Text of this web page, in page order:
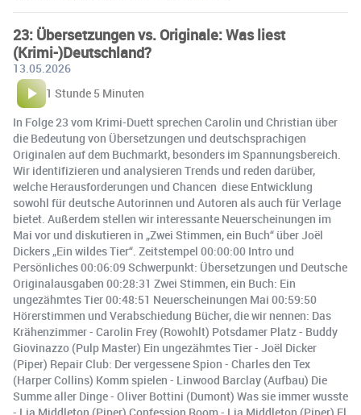
23: Übersetzungen vs. Originale: Was liest
(Krimi-)Deutschland?
13.05.2026
1 Stunde 5 Minuten
In Folge 23 vom Krimi-Duett sprechen Carolin und Christian über
die Bedeutung von Übersetzungen und deutschsprachigen
Originalen auf dem Buchmarkt, besonders im Spannungsbereich.
Wir identifizieren und analysieren Trends und reden darüber,
welche Herausforderungen und Chancen diese Entwicklung
sowohl für deutsche Autorinnen und Autoren als auch für Verlage
bietet. Außerdem stellen wir interessante Neuerscheinungen im
Mai vor und diskutieren in „Zwei Stimmen, ein Buch“ über Joël
Dickers „Ein wildes Tier“. Zeitstempel 00:00:00 Intro und
Persönliches 00:06:09 Schwerpunkt: Übersetzungen und Deutsche
Originalausgaben 00:28:31 Zwei Stimmen, ein Buch: Ein
ungezähmtes Tier 00:48:51 Neuerscheinungen Mai 00:59:50
Hörerstimmen und Verabschiedung Bücher, die wir nennen: Das
Krähenzimmer - Carolin Frey (Rowohlt) Potsdamer Platz - Buddy
Giovinazzo (Pulp Master) Ein ungezähmtes Tier - Joël Dicker
(Piper) Repair Club: Der vergessene Spion - Charles den Tex
(Harper Collins) Komm spielen - Linwood Barclay (Aufbau) Die
Summe aller Dinge - Oliver Bottini (Dumont) Was sie immer wusste